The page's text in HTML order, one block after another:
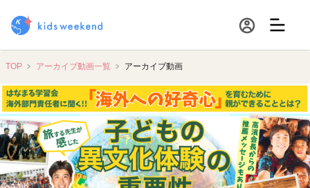
TOP アーカイブ動画一覧 アーカイブ動画